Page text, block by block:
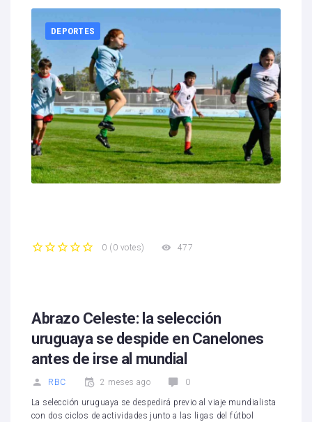
DEPORTES
0 ( 0 votes) 477
Abrazo Celeste: la selección
uruguaya se despide en Canelones
antes de irse al mundial
RBC 2 meses ago 0
La selección uruguaya se despedirá previo al viaje mundialista
con dos ciclos de actividades junto a las ligas del fútbol